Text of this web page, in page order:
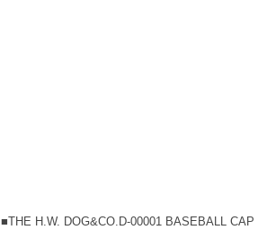
■THE H.W. DOG&CO.D-00001 BASEBALL